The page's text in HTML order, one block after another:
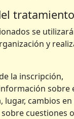
tratamiento
se
y
la inscripción,
sobre
lugar, cambios
cuestiones